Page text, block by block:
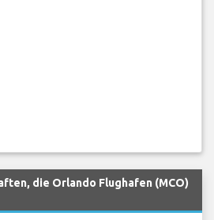
die Orlando Flughafen (MCO)